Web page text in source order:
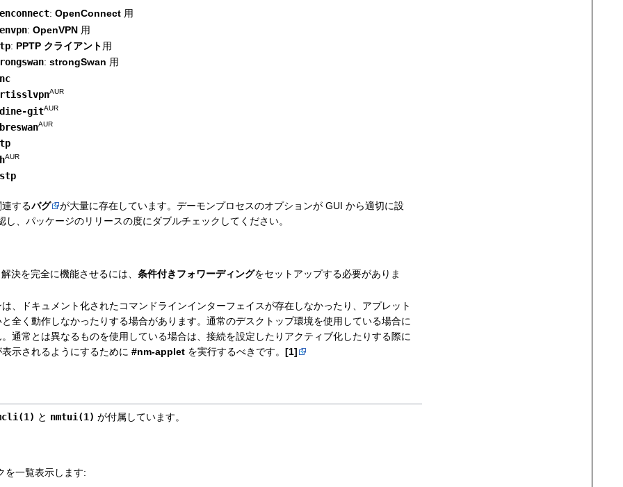
:OpenConnect 用
:OpenVPN 用
: PPTP クライアント 用
:strongSwan 用
AUR
gitAUR
AUR
AUR
するバグ
が大量に存在しています。デーモンプロセスのオプションが GUI から適切に設
し、パッケージのリリースの度にダブルチェックしてください。
決を完全に機能させるには、条件付きフォワーディングをセットアップする必要がありま
、ドキュメント化されたコマンドラインインターフェイスが存在しなかったり、アプレット
全く動作しなかったりする場合があります。通常のデスクトップ環境を使用している場合に
通常とは異なるものを使用している場合は、接続を設定したりアクティブ化したりする際に
表示されるようにするために#nm-applet を実行するべきです。[1]
と nmtui(1) が付属しています。
を一覧表示します: